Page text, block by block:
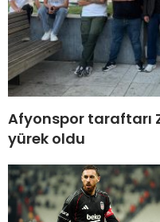
Afyonspor taraftarı
yürek oldu